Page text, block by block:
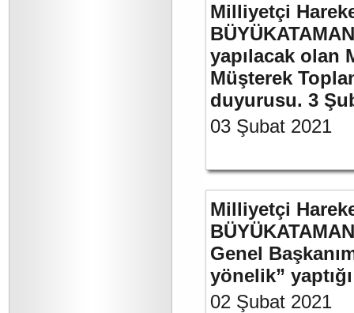
Milliyetçi
yapılacak olan
Müşterek
duyurusu. 3
03 Şubat 2021
Milliyetçi
Genel
yönelik”
02 Şubat 2021